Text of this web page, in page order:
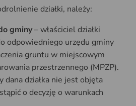
działki, należy:
gminy– właściciel działki
odpowiedniego urzędu gminy
gruntu w miejscowym
przestrzennego (MPZP).
dana działka nie jest objęta
o decyzję o warunkach